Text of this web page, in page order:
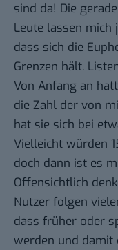
sind da! Die
Leute lassen mich
dass sich die
Grenzen hält.
Von Anfang an
die Zahl der von
hat sie sich bei
Vielleicht würden
doch dann ist es
Offensichtlich
Nutzer folgen
dass früher oder
werden und damit